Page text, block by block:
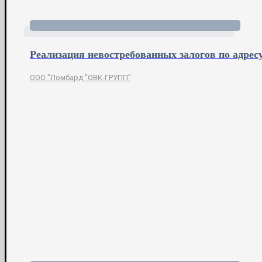
Реализация невостребованных залогов по
ООО "Ломбард "ОВК-ГРУПП"